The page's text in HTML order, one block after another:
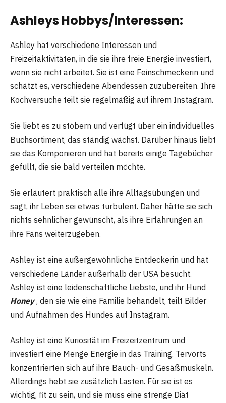
Ashleys Hobbys/Interessen:
Ashley hat verschiedene Interessen und
Freizeitaktivitäten, in die sie ihre freie Energie investiert,
wenn sie nicht arbeitet. Sie ist eine Feinschmeckerin und
schätzt es, verschiedene Abendessen zuzubereiten. Ihre
Kochversuche teilt sie regelmäßig auf ihrem Instagram.
Sie liebt es zu stöbern und verfügt über ein individuelles
Buchsortiment, das ständig wächst. Darüber hinaus liebt
sie das Komponieren und hat bereits einige Tagebücher
gefüllt, die sie bald verteilen möchte.
Sie erläutert praktisch alle ihre Alltagsübungen und
sagt, ihr Leben sei etwas turbulent. Daher hätte sie sich
nichts sehnlicher gewünscht, als ihre Erfahrungen an
ihre Fans weiterzugeben.
Ashley ist eine außergewöhnliche Entdeckerin und hat
verschiedene Länder außerhalb der USA besucht.
Ashley ist eine leidenschaftliche Liebste, und ihr Hund
Honey, den sie wie eine Familie behandelt, teilt Bilder
und Aufnahmen des Hundes auf Instagram.
Ashley ist eine Kuriosität im Freizeitzentrum und
investiert eine Menge Energie in das Training. Tervorts
konzentrierten sich auf ihre Bauch- und Gesäßmuskeln.
Allerdings hebt sie zusätzlich Lasten. Für sie ist es
wichtig, fit zu sein, und sie muss eine strenge Diät